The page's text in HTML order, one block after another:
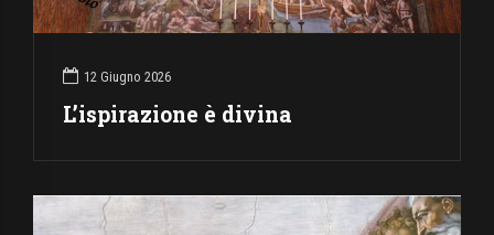
12 Giugno 2026
L’ispirazione è divina